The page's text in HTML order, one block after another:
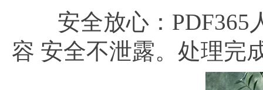
安全放心：PDF365
容 安全不泄露。处理完